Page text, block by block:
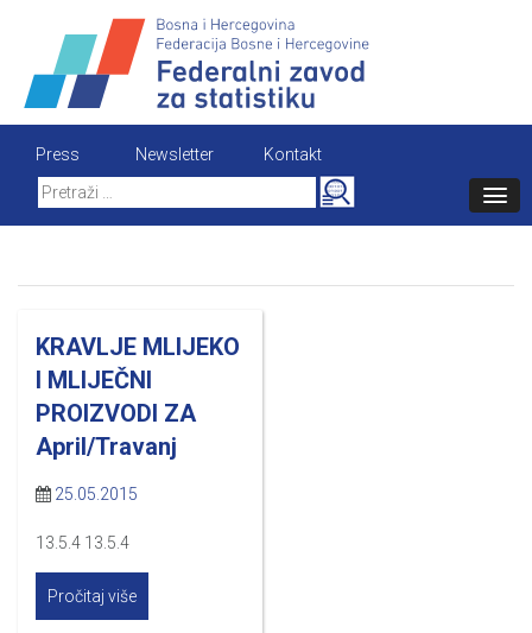
content
Press Newsletter
Kontakt
Search
for:
KRAVLJE MLIJEKO
I MLIJEČNI
PROIZVODI ZA
April/Travanj
25.05.2015
13.5.4 13.5.4
Pročitaj više